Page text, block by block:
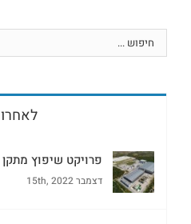
פרויקט שיפוץ
דצמבר 15th, 2022